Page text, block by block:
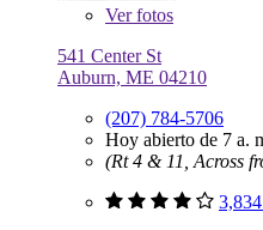
Verfotos
541 Center St
Auburn, ME 04210
(207) 784-5706
Hoy abierto de 7 a.
(Rt 4 & 11, Across